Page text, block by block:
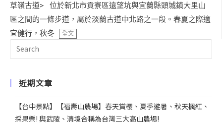
草嶺古道> 位於新北市貢寮區遠望坑與宜蘭縣頭城鎮大里山
區之間的一條步道，屬於淡蘭古道中北路之一段。春夏之際適
宜健行，秋冬
全文
近期文章
【台中景點】【福壽山農場】春天賞櫻、夏季避暑、秋天楓紅、
採果樂! 與武陵、清境合稱為台灣三大高山農場!